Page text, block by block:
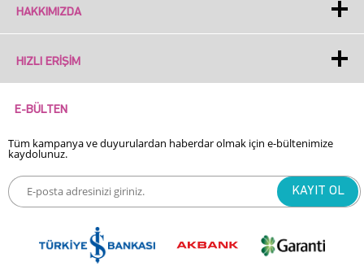
HAKKIMIZDA
HIZLI ERIŞIM
E-BÜLTEN
Tüm kampanya ve duyurulardan haberdar olmak için e-bültenimize
kaydolunuz.